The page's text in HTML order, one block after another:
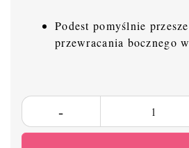
Podest pomyślnie
przewracania bocznego